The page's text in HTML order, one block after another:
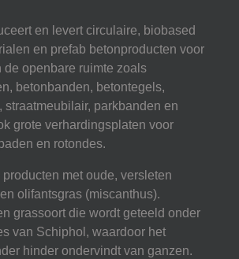
en levert circulaire, biobased
en prefab betonproducten voor
de openbare ruimte zoals
betonbanden, betontegels,
straatmeubilair, parkbanden en
grote verhardingsplaten voor
en rotondes.
met oude, versleten
olifantsgras (miscanthus).
grassoort die wordt geteeld onder
van Schiphol, waardoor het
hinder ondervindt van ganzen.